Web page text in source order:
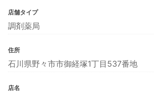
店舗タイプ
調剤薬局
住所
石川県野々市市御経塚1丁目537番地
店名